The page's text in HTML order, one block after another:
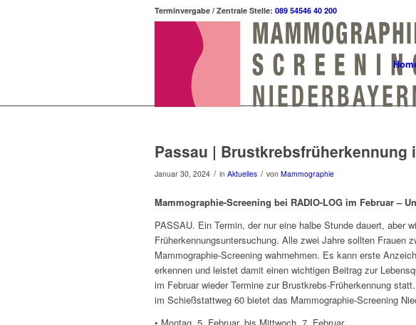
Terminvergabe / Zentrale Stelle: 089 54546 40 200
Passau | Brustkrebsfrüherkennung
Januar 30, 2024 / in Aktuelles / von Mammographie
Mammographie-Screening bei RADIO-LOG im Februar –
PASSAU. Ein Termin, der nur eine halbe Stunde dauert, aber
Früherkennungsuntersuchung. Alle zwei Jahre sollten Frauen
Mammographie-Screening wahrnehmen. Es kann erste
erkennen und leistet damit einen wichtigen Beitrag zur
im Februar wieder Termine zur Brustkrebs-Früherkennung
im Schießstattweg 60 bietet das Mammographie-Screening